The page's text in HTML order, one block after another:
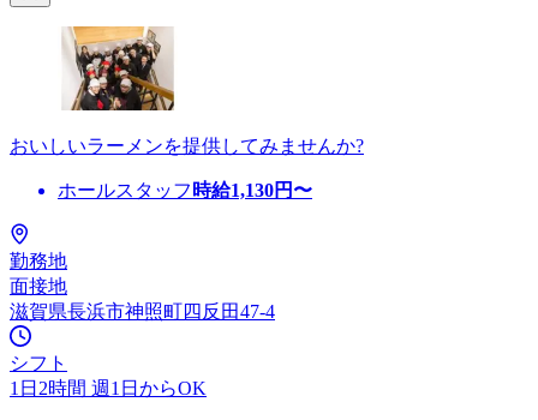
おいしいラーメンを提供してみませんか?
ホールスタッフ 時給1,130円〜
勤務地
面接地
滋賀県長浜市神照町四反田47-4
シフト
1日2時間 週1日からOK